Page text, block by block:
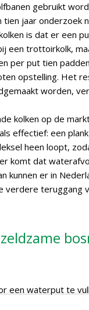
gebruikt
jaar onderzoek
is dat er een
een trottoirkolk,
per put tien
opstelling. Het
worden,
kolken op de
effectief: een
heen loopt,
komt dat
kunnen er in
verdere teruggang
een waterput te
niet. Grind zorgt